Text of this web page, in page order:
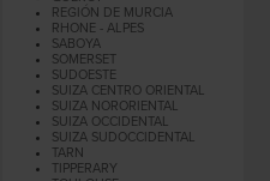
REGIÓN DE MURCIA
RHONE - ALPES
SABOYA
SOMERSET
SUDOESTE
SUIZA CENTRO ORIENTAL
SUIZA NORORIENTAL
SUIZA OCCIDENTAL
SUIZA SUDOCCIDENTAL
TARN
TIPPERARY